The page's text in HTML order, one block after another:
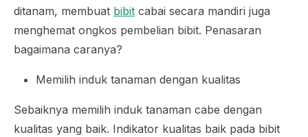
ditanam, membuat bibit cabai secara mandiri juga
menghemat ongkos pembelian bibit. Penasaran
bagaimana caranya?
Memilih induk tanaman dengan kualitas
Sebaiknya memilih induk tanaman cabe dengan
kualitas yang baik. Indikator kualitas baik pada bibit